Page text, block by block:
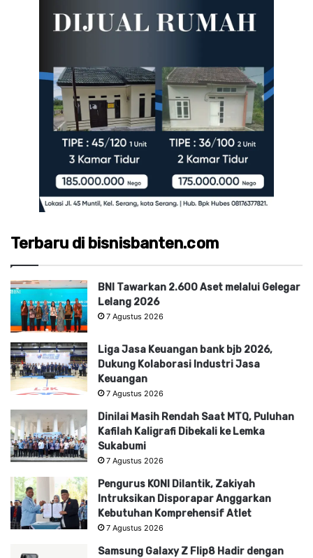
Terbaru di bisnisbanten.com
BNI Tawarkan 2.600 Aset melalui Gelegar
Lelang 2026
7 Agustus 2026
Liga Jasa Keuangan bank bjb 2026,
Dukung Kolaborasi Industri Jasa
Keuangan
7 Agustus 2026
Dinilai Masih Rendah Saat MTQ, Puluhan
Kafilah Kaligrafi Dibekali ke Lemka
Sukabumi
7 Agustus 2026
Pengurus KONI Dilantik, Zakiyah
Intruksikan Disporapar Anggarkan
Kebutuhan Komprehensif Atlet
7 Agustus 2026
Samsung Galaxy Z Flip8 Hadir dengan